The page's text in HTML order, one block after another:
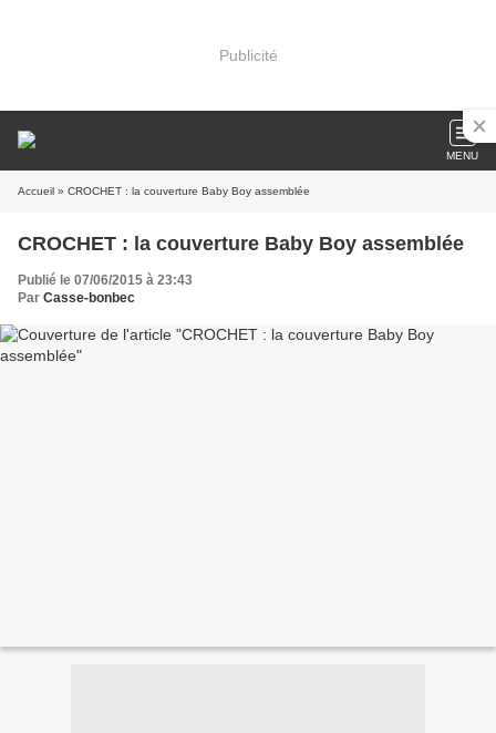
Publicité
MENU
Accueil » CROCHET : la couverture Baby Boy assemblée
CROCHET : la couverture Baby Boy assemblée
Publié le 07/06/2015 à 23:43
Par Casse-bonbec